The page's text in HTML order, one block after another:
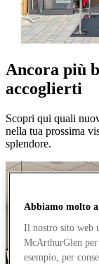
Ancora più
accoglierti
Scopri qui quali
nella tua prossima
splendore.
Abbiamo molto
Il nostro sito web
McArthurGlen per
esempio, per